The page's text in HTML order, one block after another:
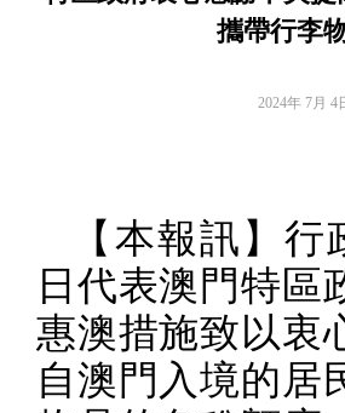
攜帶行李
2024年 7月 4
【本報訊】
日代表澳門特區
惠澳措施致以衷
自澳門入境的居